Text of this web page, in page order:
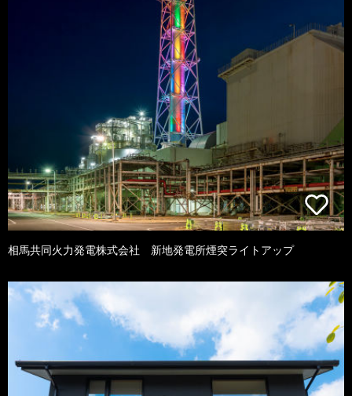
相馬共同火力発電株式会社 新地発電所煙突ライトアップ